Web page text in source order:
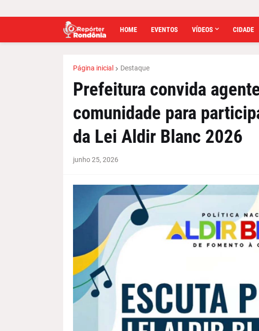
HOME EVENTOS VÍDEOS CIDADE
Página inicial Destaque
Prefeitura convida
comunidade para
da Lei Aldir Blanc 2026
junho 25, 2026